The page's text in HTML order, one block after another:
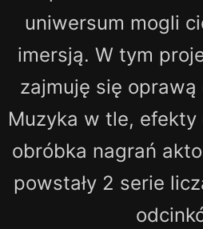
uniwersum mogli
imersją. W tym
zajmuję się
Muzyka w tle,
obróbka nagrań
powstały 2 serie